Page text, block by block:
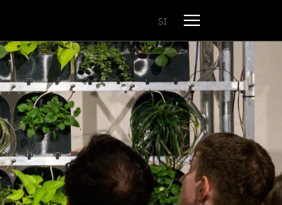
SI Open menu